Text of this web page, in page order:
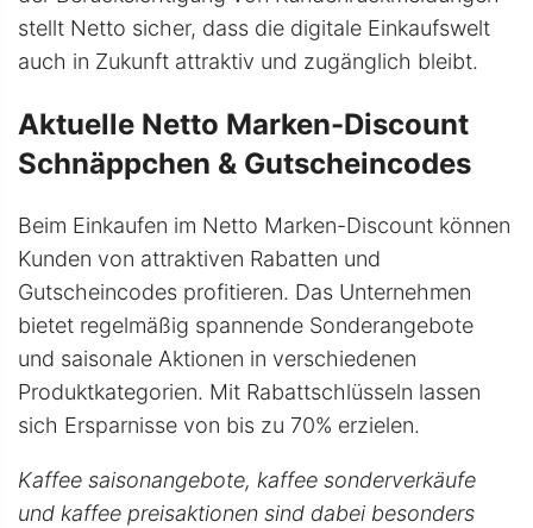
stellt Netto sicher, dass die digitale Einkaufswelt
auch in Zukunft attraktiv und zugänglich bleibt.
Aktuelle Netto Marken-Discount
Schnäppchen & Gutscheincodes
Beim Einkaufen im Netto Marken-Discount können
Kunden von attraktiven Rabatten und
Gutscheincodes profitieren. Das Unternehmen
bietet regelmäßig spannende Sonderangebote
und saisonale Aktionen in verschiedenen
Produktkategorien. Mit Rabattschlüsseln lassen
sich Ersparnisse von bis zu 70% erzielen.
Kaffee saisonangebote, kaffee sonderverkäufe
und kaffee preisaktionen sind dabei besonders